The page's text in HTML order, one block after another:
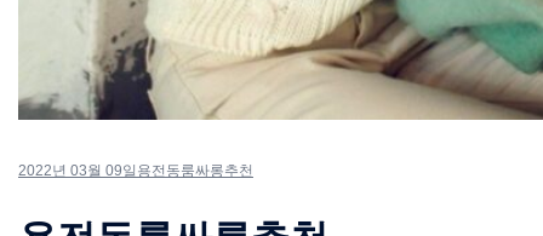
2022년 03월 09일 용전동룸싸롱추천